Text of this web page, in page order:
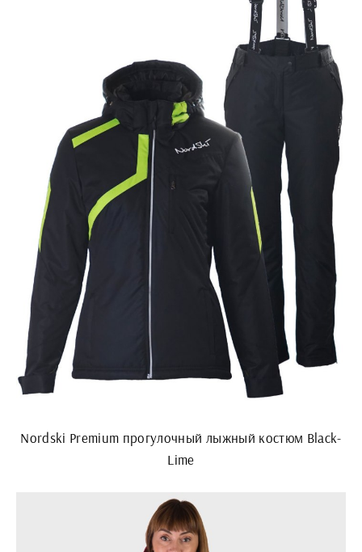
Nordski Premium прогулочный лыжный костюм Black-
Lime